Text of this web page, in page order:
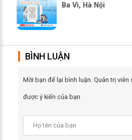
Ba Vì, Hà Nội
BÌNH LUẬN
Mời bạn để lại bình luận. Quản trị viên
được ý kiến của bạn